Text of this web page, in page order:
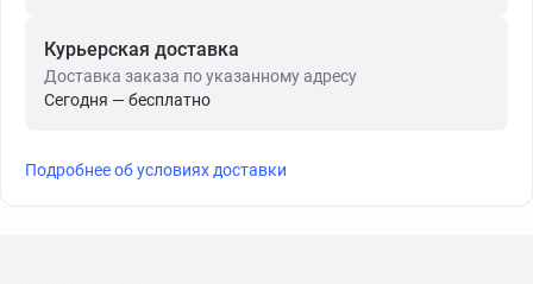
Курьерская доставка
Доставка заказа по указанному адресу
Сегодня — бесплатно
Подробнее об условиях доставки